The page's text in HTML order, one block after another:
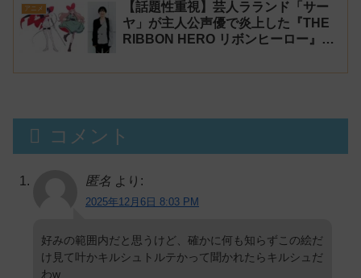
アニメ
【話題性重視】芸人ラランド「サー
ヤ」が主人公声優で炎上した『THE
RIBBON HERO リボンヒーロー』に
ンルン」「でびでび・でびる」が出
コメント
匿名 より:
2025年12月6日 8:03 PM
好みの範囲内だと思うけど、確かに何も知らずこの絵だ
け見て叶かキルシュトルテかって聞かれたらキルシュだ
わw